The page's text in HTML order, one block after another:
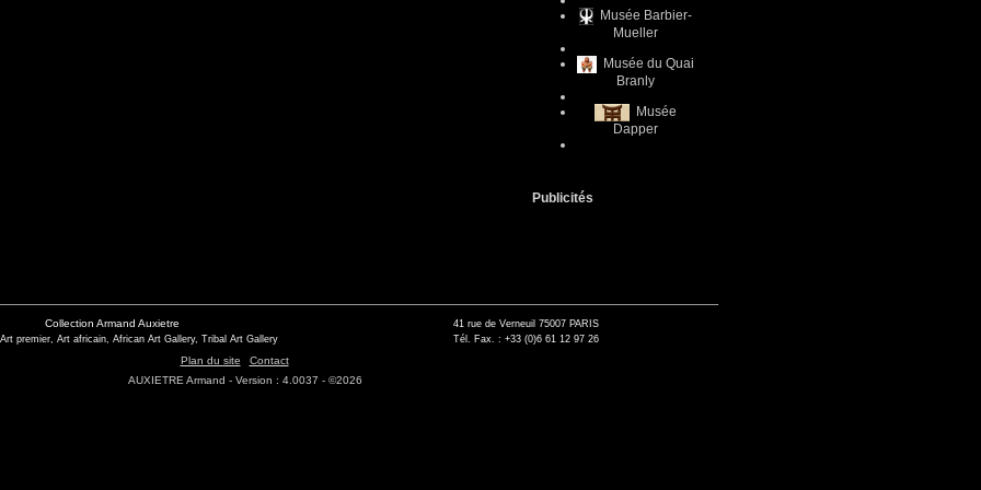
Musée Barbier-
Mueller
Musée du Quai
Branly
Musée
Dapper
Publicités
Collection Armand Auxietre
premier, Art africain, African Art Gallery, Tribal Art Gallery
41 rue de Verneuil 75007 PARIS
Tél. Fax. : +33 (0)6 61 12 97 26
Plan du site
Contact
AUXIETRE Armand - Version : 4.0037 - ©2026